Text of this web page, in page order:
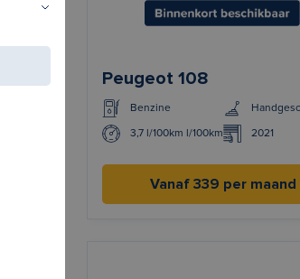
Peugeot 108
Benzine
3,7 l/100km l/100km 2021
Vanaf 339 per maand